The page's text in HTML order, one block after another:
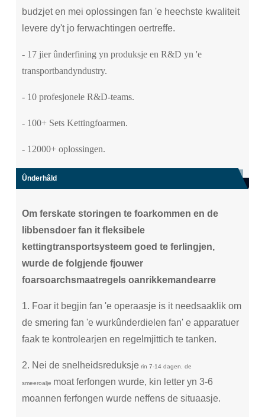
budzjet en mei oplossingen fan 'e heechste kwaliteit
levere dy't jo ferwachtingen oertreffe.
- 17 jier ûnderfining yn produksje en R&D yn 'e
transportbandyndustry.
- 10 profesjonele R&D-teams.
- 100+ Sets Kettingfoarmen.
- 12000+ oplossingen.
Ûnderhâld
Om ferskate storingen te foarkommen en de
libbensdoer fan it fleksibele
kettingtransportsysteem goed te ferlingjen,
wurde de folgjende fjouwer
foarsoarchsmaatregels oanrikkemandearre
1. Foar it begjin fan 'e operaasje is it needsaaklik om
de smering fan 'e wurkûnderdielen fan' e apparatuer
faak te kontrolearjen en regelmjittich te tanken.
2. Nei de snelheidsreduksje rin 7-14 dagen. de
smeeroalje moat ferfongen wurde, kin letter yn 3-6
moannen ferfongen wurde neffens de situaasje.